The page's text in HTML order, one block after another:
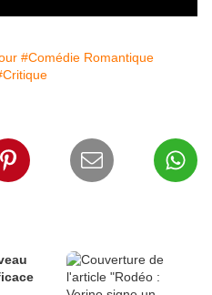
#Comédie Romantique